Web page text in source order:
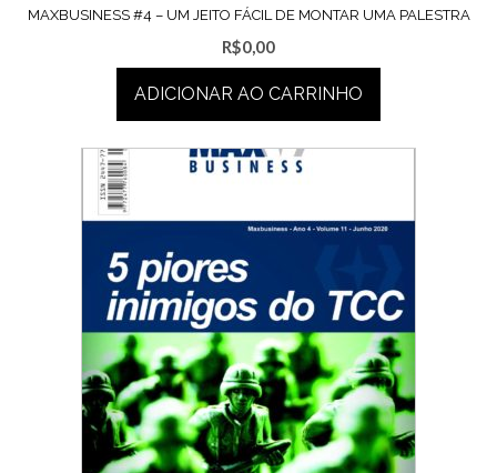
MAXBUSINESS #4 – UM JEITO FÁCIL DE MONTAR UMA PALESTRA
R$0,00
ADICIONAR AO CARRINHO